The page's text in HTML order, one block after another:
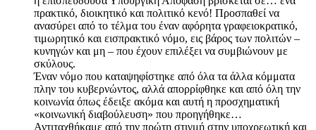
πρακτικό, διοικητικό και πολιτικό κενό! Προσπαθεί να
ανασύρει από το τέλμα του έναν αφόρητα γραφειοκρατικό,
τιμωρητικό και εισπρακτικό νόμο, εις βάρος των πολιτών –
κυνηγών και μη – που έχουν επιλέξει να συμβιώνουν με
σκύλους.
Έναν νόμο που καταψηφίστηκε από όλα τα άλλα κόμματα
πλην του κυβερνώντος, αλλά απορρίφθηκε και από όλη την
κοινωνία όπως έδειξε ακόμα και αυτή η προσχηματική
«κοινωνική διαβούλευση» που προηγήθηκε…
Αντιταχθήκαμε από την πρώτη στιγμή στην υποχρεωτική και